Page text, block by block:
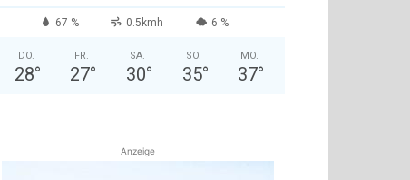
67 % 0.5kmh 6 %
DO.
28°
FR.
27°
SA.
30°
SO.
35°
MO.
37°
Anzeige